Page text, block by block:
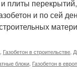
плиты
и по сей
, Газобетон в строительстве,
блоки, Газобетон в